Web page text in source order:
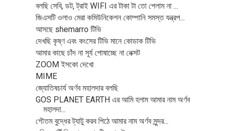
বলছি সেবি, ডট, ট্রাই WIFI এর টাকা টা তো পেলাম না ...
জিএসটি ওলাও মেরা কমিউনিকেশন কোম্পানি সমস্ত যন্ত্রপ...
আসছে shemarro টিভি
দেখছি কৃষ্ণ এবং কংসের টিভি মানে কোডাক টিভি
আমার কাছে চাঁদ না সূর্য পোষাচ্ছে না নেক্সট
ZOOM ইসকো দেখো
MIME
জ্যোতিষচার্য অর্ণব মহালদার বলছি
GOS PLANET EARTH এর আমি হলাম আমার নাম অর্ণব
মহালদা...
গৌতম বুদ্ধের ট্যাটু করব পিঠে আমার নাম অর্ণব সুন্দর...